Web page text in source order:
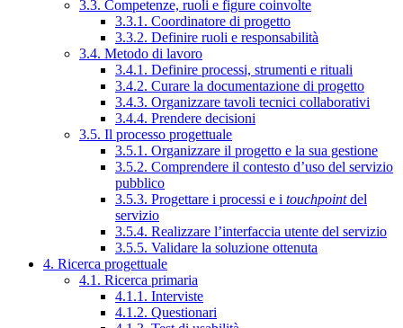
3.3. Competenze, ruoli e figure coinvolte
3.3.1. Coordinatore di progetto
3.3.2. Definire ruoli e responsabilità
3.4. Metodo di lavoro
3.4.1. Definire processi, strumenti e rituali
3.4.2. Curare la documentazione di progetto
3.4.3. Organizzare tavoli tecnici collaborativi
3.4.4. Prendere decisioni
3.5. Il processo progettuale
3.5.1. Organizzare il progetto e la sua gestione
3.5.2. Comprendere il contesto d’uso del servizio
pubblico
3.5.3. Progettare i processi e i touchpointdel
servizio
3.5.4. Realizzare l’interfaccia utente del servizio
3.5.5. Validare la soluzione ottenuta
4. Ricerca progettuale
4.1. Ricerca primaria
4.1.1. Interviste
4.1.2. Questionari